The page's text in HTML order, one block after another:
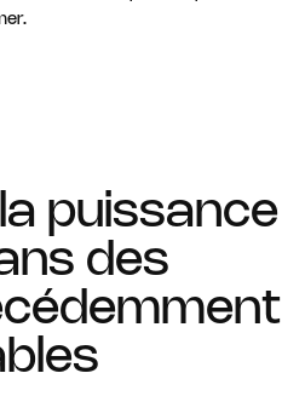
puissance
des